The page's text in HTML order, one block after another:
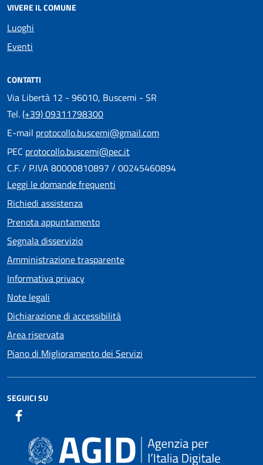
VIVERE IL COMUNE
Luoghi
Eventi
CONTATTI
Via Libertà 12 - 96010, Buscemi - SR
Tel.(+39) 09311798300
E-mail protocollo.buscemi@gmail.com
PEC protocollo.buscemi@pec.it
C.F. / P.IVA 80000810897 / 00245460894
Leggi le domande frequenti
Richiedi assistenza
Prenota appuntamento
Segnala disservizio
Amministrazione trasparente
Informativa privacy
Note legali
Dichiarazione di accessibilità
Area riservata
Piano di Miglioramento dei Servizi
SEGUICI SU